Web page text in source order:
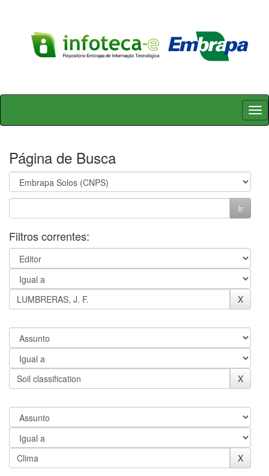
Skip
Página de Busca
Filtros correntes: